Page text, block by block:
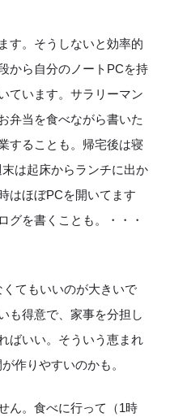
す。そうしないと効率的
から自分のノート PCを持
ています。サラリーマン
弁当を食べながら書いた
することも。帰宅後は寝
は起床からランチに出か
はほぼPCを開いてます
グを書くことも。・・・
くてもいいのが大きいで
も得意で、家事を分担し
ばいい。そういう恵まれ
作りやすいのかも。
ん。食べに行って（1時